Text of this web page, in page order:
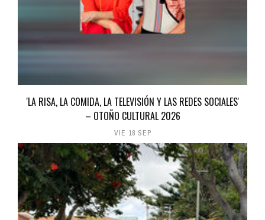
'LA RISA, LA COMIDA, LA TELEVISIÓN Y LAS REDES SOCIALES'
– OTOÑO CULTURAL 2026
VIE 18 SEP